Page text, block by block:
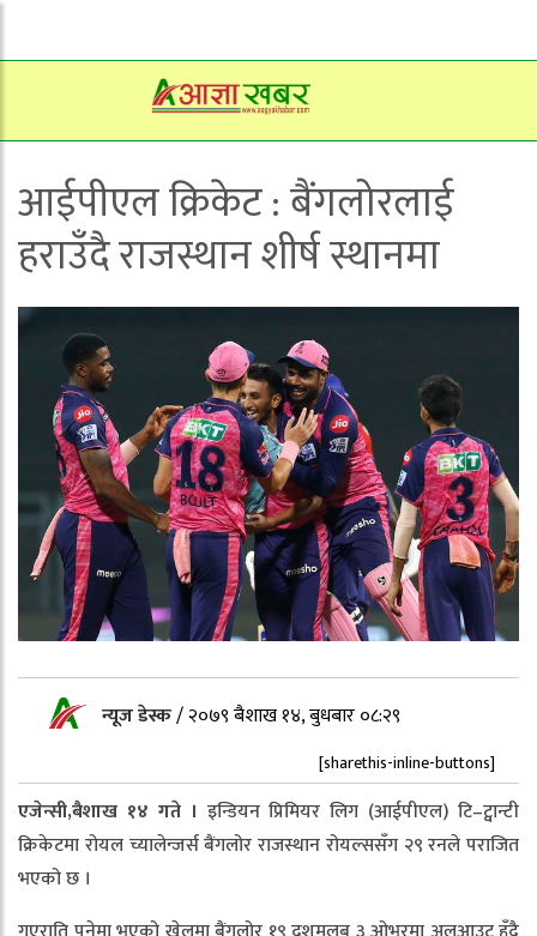
आईपीएल क्रिकेट : बैंगलोरलाई
हराउँदै राजस्थान शीर्ष स्थानमा
न्यूज डेस्क/२०७९ बैशाख १४, बुधबार ०८:२९
[sharethis-inline-buttons]
एजेन्सी,बैशाख १४ गते । इन्डियन प्रिमियर लिग (आईपीएल) टि–ट्वान्टी
क्रिकेटमा रोयल च्यालेन्जर्स बैंगलोर राजस्थान रोयल्ससँग २९ रनले पराजित
भएको छ ।